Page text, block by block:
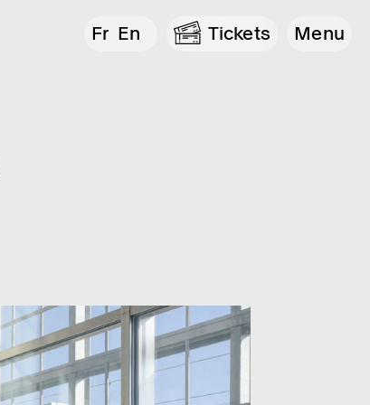
Fr En Tickets Menu